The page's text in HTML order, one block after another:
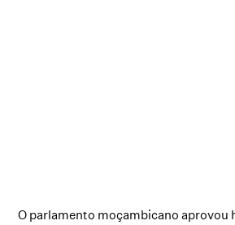
O parlamento moçambicano aprovou